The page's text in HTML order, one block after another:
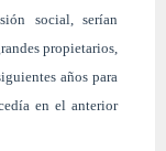
social, serían
propietarios,
años para
en el anterior